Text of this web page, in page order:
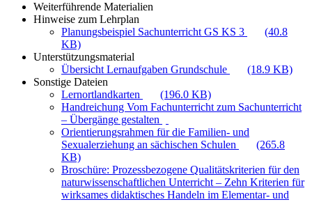
Weiterführende Materialien
Hinweise zum Lehrplan
Planungsbeispiel Sachunterricht GS KS 3
(40.8
KB)
Unterstützungsmaterial
Übersicht Lernaufgaben Grundschule
(18.9 KB)
Sonstige Dateien
Lernortlandkarten
(196.0 KB)
Handreichung Vom Fachunterricht zum Sachunterricht
– Übergänge gestalten
Orientierungsrahmen für die Familien- und
Sexualerziehung an sächischen Schulen
(265.8
KB)
Broschüre: Prozessbezogene Qualitätskriterien für den
naturwissenschaftlichen Unterricht – Zehn Kriterien für
wirksames didaktisches Handeln im Elementar- und